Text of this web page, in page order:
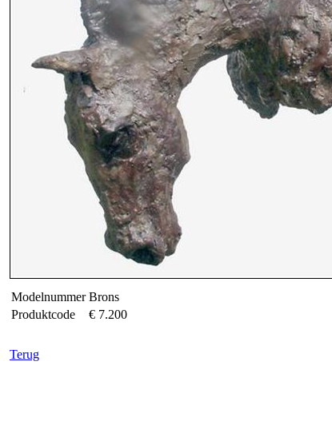
Modelnummer Brons
Produktcode
€ 7.200
Terug